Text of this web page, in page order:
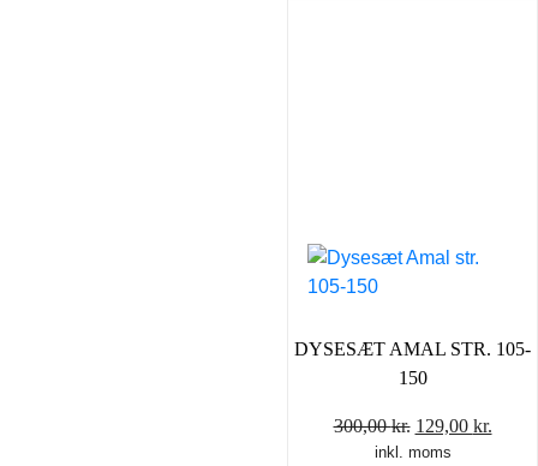
DYSESÆT AMAL STR. 105-
150
300,00kr. Den
oprindelige
129,00 kr.Den
inkl. moms